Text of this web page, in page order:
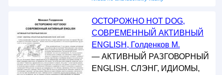
ОСТОРОЖНО НОТ DOG,
СОВРЕМЕННЫЙ АКТИВНЫЙ
ENGLISH, Голденков М.
— АКТИВНЫЙ РАЗГОВОРНЫЙ
ENGLISH. СЛЭНГ, ИДИОМЫ,